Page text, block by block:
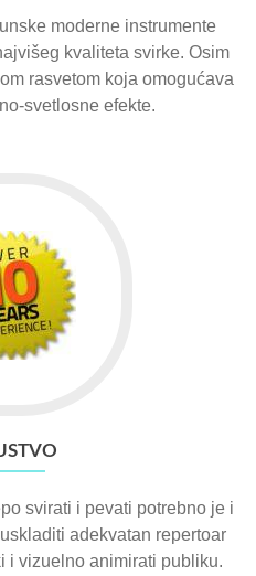
moderne instrumente
kvaliteta svirke. Osim
rasvetom koja omogućava
svetlosne efekte.
svirati i pevati potrebno je i
adekvatan repertoar
i vizuelno animirati publiku.